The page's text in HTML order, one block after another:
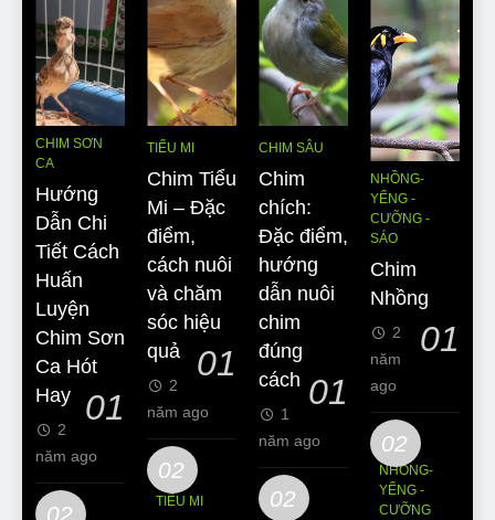
CHIM SƠN
CA
Hướng
Dẫn Chi
Tiết Cách
Huấn
Luyện
Chim Sơn
Ca Hót
Hay
01
2
năm ago
02
TIỂU MI
Chim Tiểu
Mi – Đặc
điểm,
cách nuôi
và chăm
sóc hiệu
quả
01
2
năm ago
02
TIỂU MI
CHIM SÂU
Chim
chích:
Đặc điểm,
hướng
dẫn nuôi
chim
đúng
cách 01
1
năm ago
02
NHỒNG-
YỂNG -
CƯỠNG -
SÁO
Chim
Nhồng
01
2
năm
ago
02
NHỒNG-
YỂNG -
CƯỠNG